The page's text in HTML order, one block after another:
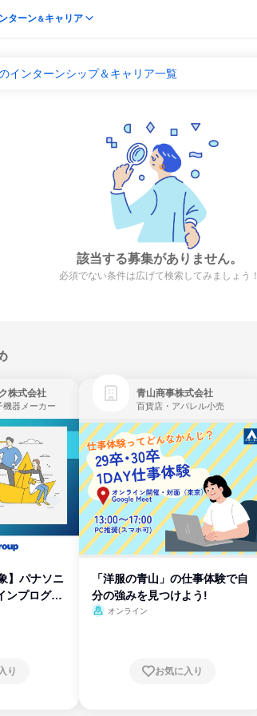
ターン＆キャリア
インターンシップ＆キャリア一覧
該当する募集がありません。
必須でない条件は広げて検索してみましょう！
株式会社
機器メーカー
】パナソニ
ンプログラ
り
青山商事株式会社
百貨店・アパレル小売
「洋服の青山」の仕事体験で自
分の強みを見つけよう!
オンライン
お気に入り